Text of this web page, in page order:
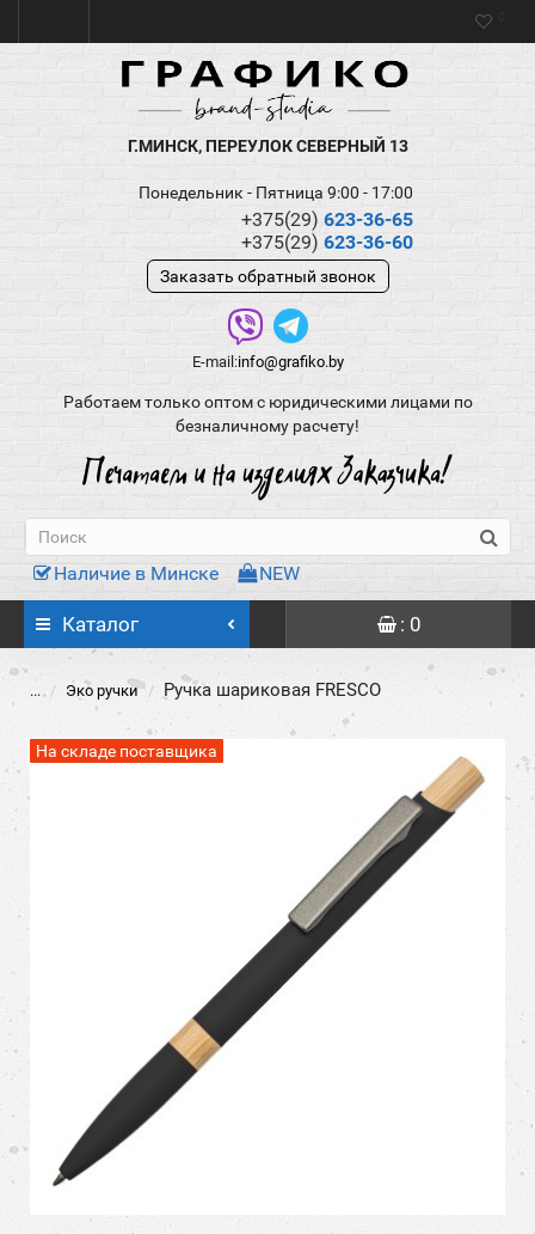
Г.МИНСК, ПЕРЕУЛОК СЕВЕРНЫЙ 13
Понедельник - Пятница 9:00 - 17:00
+375(29) 623-36-65
+375(29) 623-36-60
Заказать обратный звонок
E-mail:info@grafiko.by
Работаем только оптом с юридическими лицами по
безналичному расчету!
Наличие в Минске NEW
Каталог : 0
... Эко ручки Ручка шариковая FRESCO
На складе поставщика